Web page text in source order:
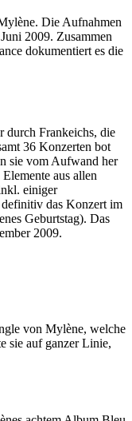
Die Aufnahmen
2009. Zusammen
dokumentiert es die
durch Frankeichs, die
36 Konzerten bot
sie vom Aufwand her
aus allen
einiger
das Konzert im
Geburtstag). Das
2009.
von Mylène, welche
sie auf ganzer Linie,